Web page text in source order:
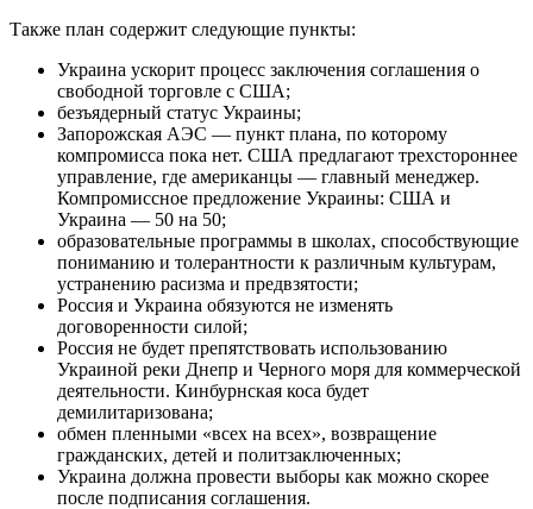
Также план содержит следующие пункты:
Украина ускорит процесс заключения соглашения о
свободной торговле с США;
безъядерный статус Украины;
Запорожская АЭС — пункт плана, по которому
компромисса пока нет. США предлагают трехстороннее
управление, где американцы — главный менеджер.
Компромиссное предложение Украины: США и
Украина — 50 на 50;
образовательные программы в школах, способствующие
пониманию и толерантности к различным культурам,
устранению расизма и предвзятости;
Россия и Украина обязуются не изменять
договоренности силой;
Россия не будет препятствовать использованию
Украиной реки Днепр и Черного моря для коммерческой
деятельности. Кинбурнская коса будет
демилитаризована;
обмен пленными «всех на всех», возвращение
гражданских, детей и политзаключенных;
Украина должна провести выборы как можно скорее
после подписания соглашения.